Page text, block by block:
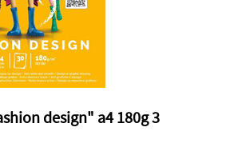
design" a4 180g 3